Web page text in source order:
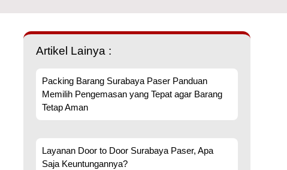
Artikel Lainya :
Packing Barang Surabaya Paser Panduan
Memilih Pengemasan yang Tepat agar Barang
Tetap Aman
Layanan Door to Door Surabaya Paser, Apa
Saja Keuntungannya?